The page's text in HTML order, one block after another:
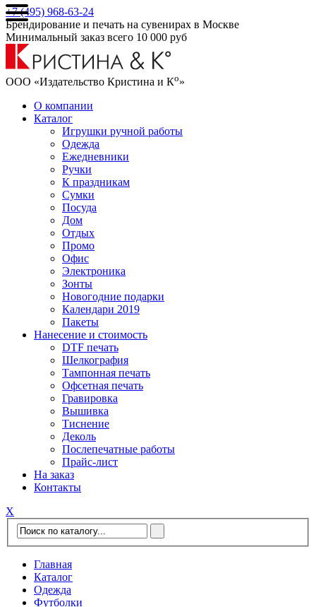
+7 (495) 968-63-24
Брендирование и печать на сувенирах в Москве
Минимальный заказ всего 10 000 руб
ООО «Издательство Кристина и Ко»
О компании
Каталог
Игрушки ручной работы
Одежда
Ежедневники
Ручки
К праздникам
Сумки
Посуда
Дом
Отдых
Промо
Офис
Электроника
Зонты
Новогодние подарки
Календари 2019
Пакеты
Нанесение и стоимость
DTF печать
Шелкография
Тампонная печать
Офсетная печать
Гравировка
Вышивка
Тиснение
Деколь
Послепечатные работы
Прайс-лист
На заказ
Контакты
Х
Главная
Каталог
Одежда
Футболки